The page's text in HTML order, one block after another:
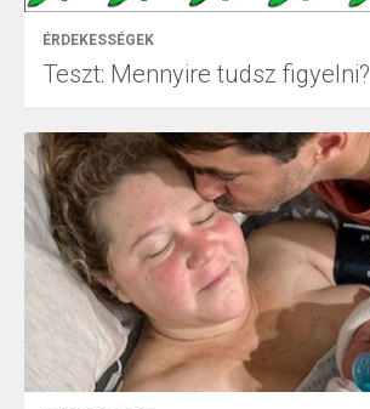
ÉRDEKESSÉGEK
Teszt: Mennyire tudsz figyelni?